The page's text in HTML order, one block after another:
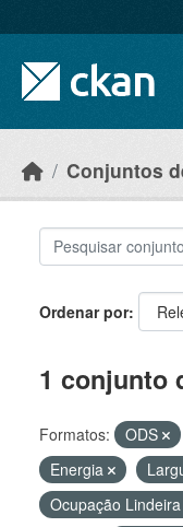
Conjuntos
Ordenar por
1 conjunto
Formatos: ODS
Energia
Ocupação Lindeira